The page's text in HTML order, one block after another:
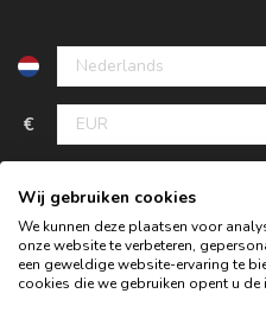
€
Wij gebruiken cookies
We kunnen deze plaatsen voor
onze website te verbeteren,
een geweldige website-ervaring te
cookies die we gebruiken opent u